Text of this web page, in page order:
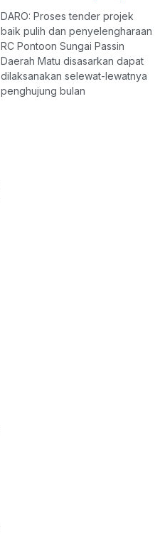
DARO: Proses tender projek
baik pulih dan penyelengharaan
RC Pontoon Sungai Passin
Daerah Matu disasarkan dapat
dilaksanakan selewat-lewatnya
penghujung bulan